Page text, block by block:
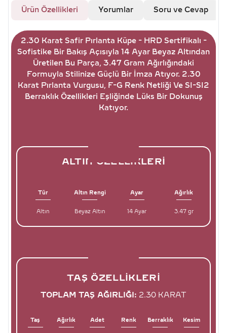
Ürün Özellikleri Yorumlar Soru ve Cevap
2.30 Karat Safir Pırlanta Küpe - HRD Sertifikalı -
Sofistike Bir Bakış Açısıyla 14 Ayar Beyaz Altından
Üretilen Bu Parça, 3.47 Gram Ağırlığındaki
Formuyla Stilinize Güçlü Bir İmza Atıyor. 2.30
Karat Pırlanta Vurgusu, F-G Renk Netliği Ve SI-SI2
Berraklık Özellikleri Eşliğinde Lüks Bir Dokunuş
Katıyor.
ALTIN ÖZELLIKLERI
Tür Altın Rengi Ayar Ağırlık
Altın Beyaz Altın 14 Ayar 3.47 gr
TAŞ ÖZELLIKLERI
TOPLAM TAŞ AĞIRLIĞI: 2.30 KARAT
Taş Ağırlık Adet Renk Berraklık Kesim